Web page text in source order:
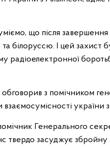
що після
білоруссю. І цей захист
радіоелектронної
Генерального
твердо засуджує збройну